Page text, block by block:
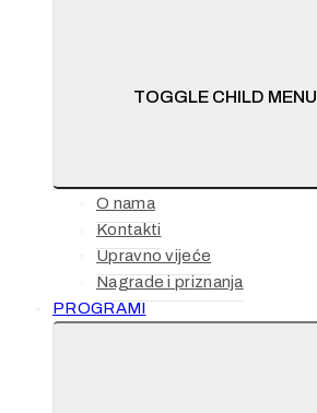
TOGGLE CHILD MENU
O nama
Kontakti
Upravno vijeće
Nagrade i priznanja
PROGRAMI